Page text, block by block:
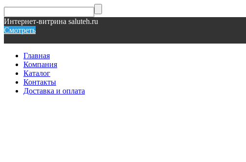
Интернет-витрина saluteh.ru
Смотреть
Главная
Компания
Каталог
Контакты
Доставка и оплата